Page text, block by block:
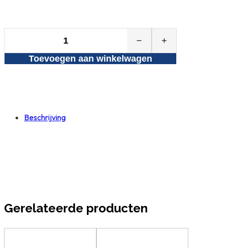
per
jaar
Toevoegen aan winkelwagen
Beschrijving
Gerelateerde producten